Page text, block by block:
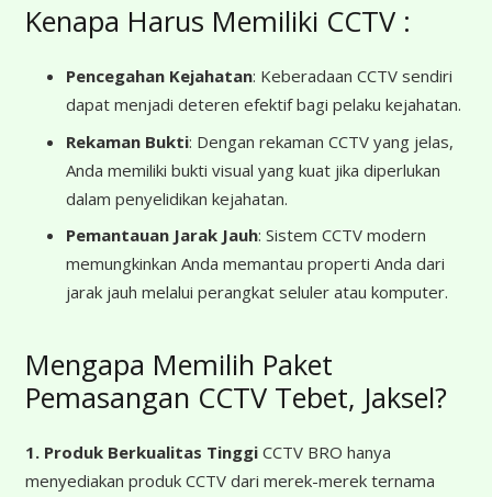
Kenapa Harus Memiliki CCTV :
Pencegahan Kejahatan: Keberadaan CCTV sendiri
dapat menjadi deteren efektif bagi pelaku kejahatan.
Rekaman Bukti: Dengan rekaman CCTV yang jelas,
Anda memiliki bukti visual yang kuat jika diperlukan
dalam penyelidikan kejahatan.
Pemantauan Jarak Jauh: Sistem CCTV modern
memungkinkan Anda memantau properti Anda dari
jarak jauh melalui perangkat seluler atau komputer.
Mengapa Memilih Paket
Pemasangan CCTV Tebet, Jaksel?
1. Produk Berkualitas TinggiCCTV BRO hanya
menyediakan produk CCTV dari merek-merek ternama